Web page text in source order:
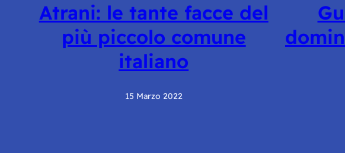
Atrani: le tante facce del
più piccolo comune
italiano
15 Marzo 2022